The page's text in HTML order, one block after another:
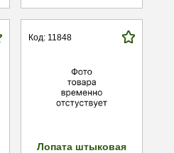
Код: 11848
Лопата штыковая